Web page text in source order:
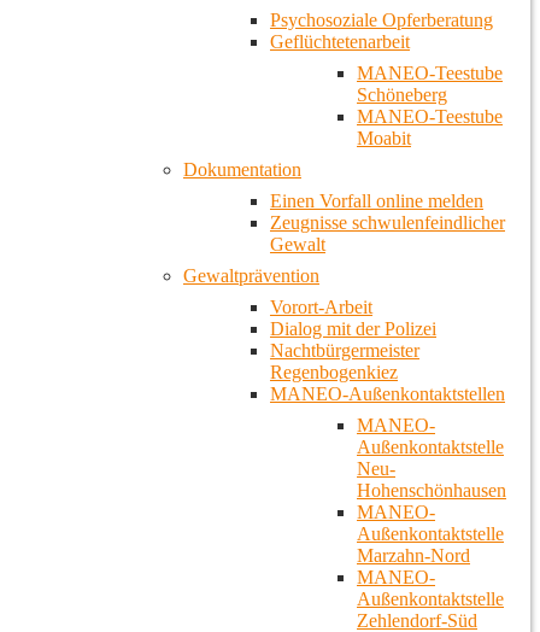
Psychosoziale Opferberatung
Geflüchtetenarbeit
MANEO-Teestube
Schöneberg
MANEO-Teestube
Moabit
Dokumentation
Einen Vorfall online melden
Zeugnisse schwulenfeindlicher
Gewalt
Gewaltprävention
Vorort-Arbeit
Dialog mit der Polizei
Nachtbürgermeister
Regenbogenkiez
MANEO-Außenkontaktstellen
MANEO-
Außenkontaktstelle
Neu-
Hohenschönhausen
MANEO-
Außenkontaktstelle
Marzahn-Nord
MANEO-
Außenkontaktstelle
Zehlendorf-Süd